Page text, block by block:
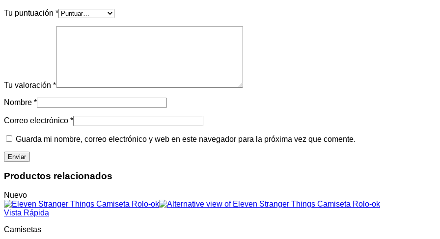
Tu puntuación *
Tu valoración *
Nombre *
Correo electrónico *
Guarda mi nombre, correo electrónico y web en este navegador para la próxima vez que comente.
Productos relacionados
Nuevo
Vista Rápida
Camisetas